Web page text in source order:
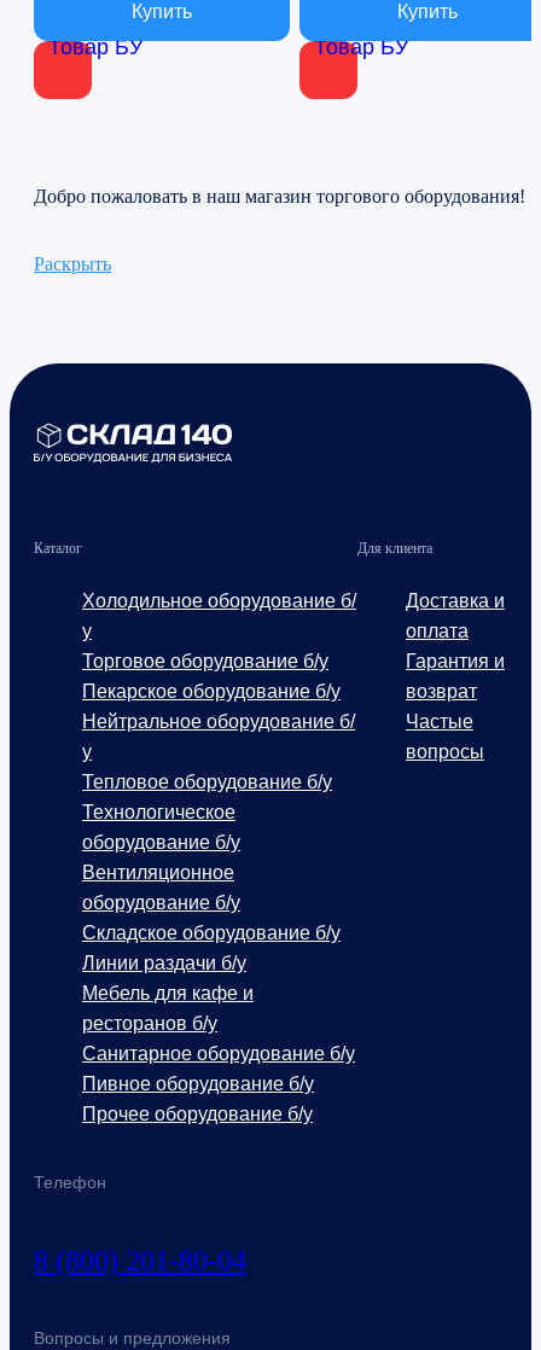
Товар БУ Товар БУ
Добро пожаловать в наш магазин торгового оборудования!
Раскрыть
Телефон
8 (800) 201-80-04
Вопросы и предложения
Каталог
Холодильное оборудование б/
у
Торговое оборудование б/у
Пекарское оборудование б/у
Нейтральное оборудование б/
у
Тепловое оборудование б/у
Технологическое
оборудование б/у
Вентиляционное
оборудование б/у
Складское оборудование б/у
Линии раздачи б/у
Мебель для кафе и
ресторанов б/у
Санитарное оборудование б/у
Пивное оборудование б/у
Прочее оборудование б/у
Для клиента
Доставка и
оплата
Гарантия и
возврат
Частые
вопросы